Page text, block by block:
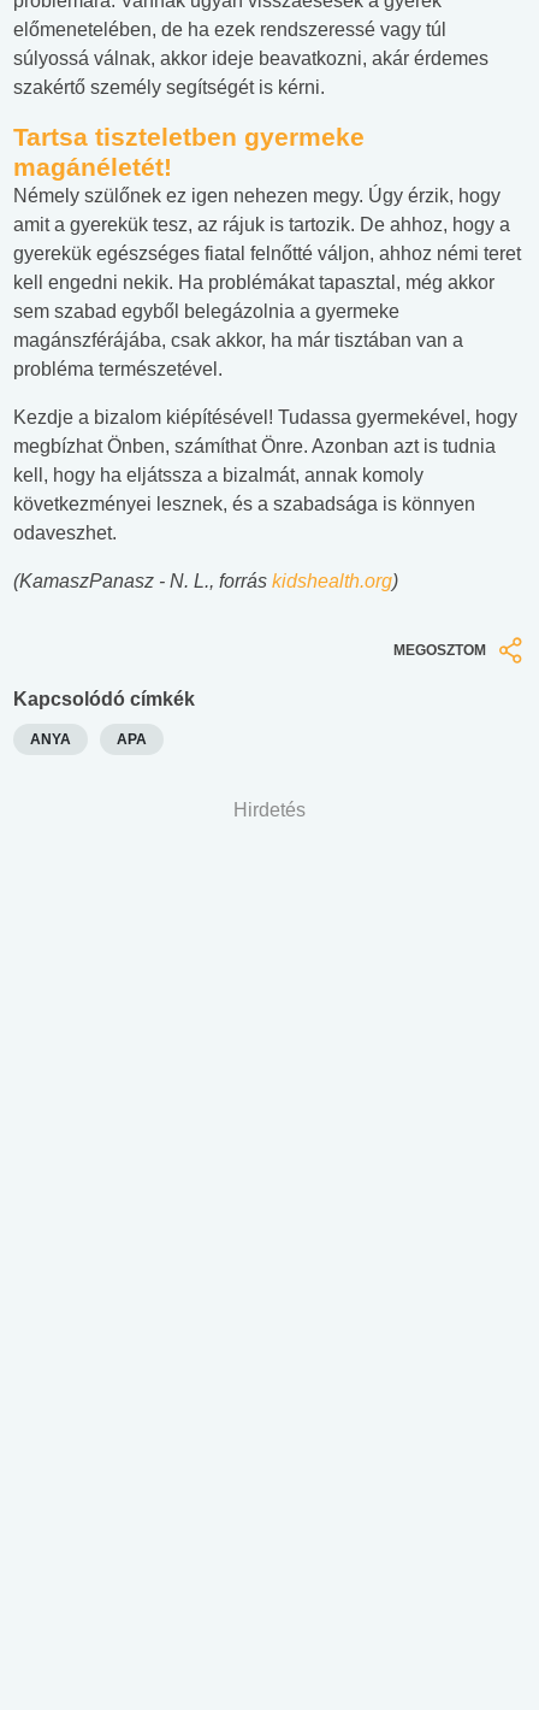
előmenetelében, de ha ezek rendszeressé vagy túl
súlyossá válnak, akkor ideje beavatkozni, akár érdemes
szakértő személy segítségét is kérni.
Tartsa tiszteletben gyermeke
magánéletét!
Némely szülőnek ez igen nehezen megy. Úgy érzik, hogy
amit a gyerekük tesz, az rájuk is tartozik. De ahhoz, hogy a
gyerekük egészséges fiatal felnőtté váljon, ahhoz némi teret
kell engedni nekik. Ha problémákat tapasztal, még akkor
sem szabad egyből belegázolnia a gyermeke
magánszférájába, csak akkor, ha már tisztában van a
probléma természetével.
Kezdje a bizalom kiépítésével! Tudassa gyermekével, hogy
megbízhat Önben, számíthat Önre. Azonban azt is tudnia
kell, hogy ha eljátssza a bizalmát, annak komoly
következményei lesznek, és a szabadsága is könnyen
odaveszhet.
(KamaszPanasz - N. L., forrás kidshealth.org)
MEGOSZTOM
Kapcsolódó címkék
ANYA APA
Hirdetés